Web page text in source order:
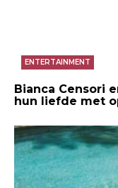
ENTERTAINMENT
Bianca Censori
hun liefde met